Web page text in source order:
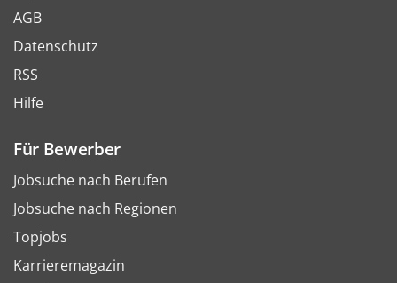
AGB
Datenschutz
RSS
Hilfe
Für Bewerber
Jobsuche nach Berufen
Jobsuche nach Regionen
Topjobs
Karrieremagazin